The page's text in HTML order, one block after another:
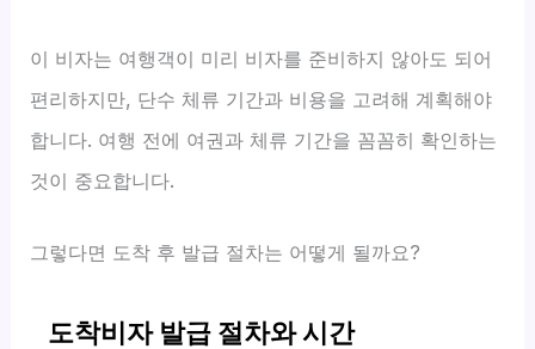
이 비자는 여행객이 미리 비자를 준비하지 않아도 되어
편리하지만, 단수 체류 기간과 비용을 고려해 계획해야
합니다. 여행 전에 여권과 체류 기간을 꼼꼼히 확인하는
것이 중요합니다.
그렇다면 도착 후 발급 절차는 어떻게 될까요?
도착비자 발급 절차와 시간